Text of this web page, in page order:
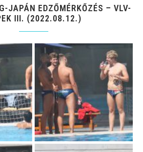
JAPÁN EDZŐMÉRKŐZÉS – VLV-
III. (2022.08.12.)